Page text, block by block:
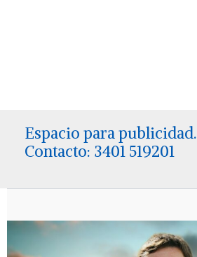
Espacio para publicidad.
Contacto: 3401 519201